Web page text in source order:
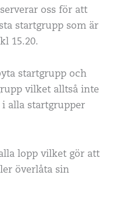
oss för att
startgrupp som är
15.20.
startgrupp och
vilket alltså inte
alla startgrupper
lopp vilket gör att
överlåta sin